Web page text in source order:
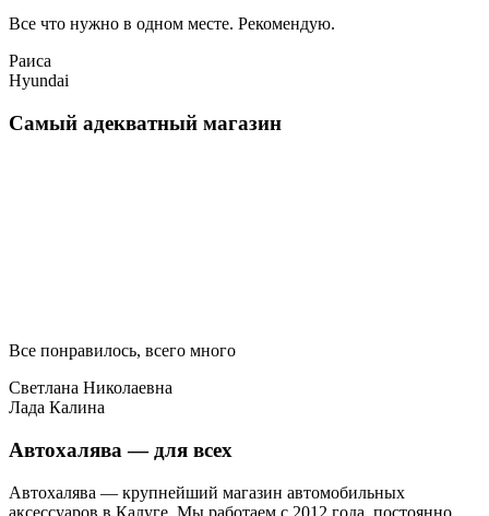
Все что нужно в одном месте. Рекомендую.
Раиса
Hyundai
Самый адекватный магазин
Все понравилось, всего много
Светлана Николаевна
Лада Калина
Автохалява — для всех
Автохалява — крупнейший магазин автомобильных
аксессуаров в Калуге. Мы работаем с 2012 года, постоянно